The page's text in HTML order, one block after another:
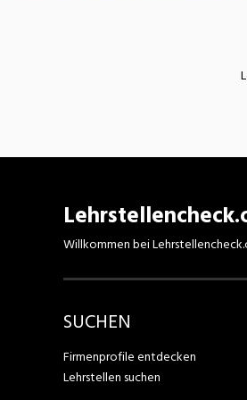
Willkommen bei
SUCHEN
Firmenprofile entdecken
Lehrstellen suchen